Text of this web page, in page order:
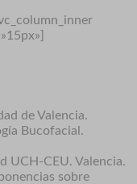
de Valencia.
Bucofacial.
UCH-CEU. Valencia.
sobre